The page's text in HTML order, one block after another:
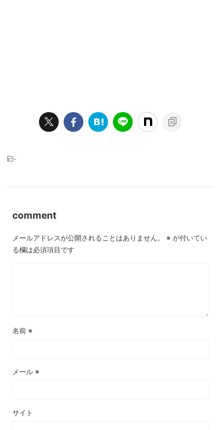
-
comment
メールアドレスが公開されることはありません。 ※ が付いてい
る欄は必須項目です
名前 ※
メール ※
サイト